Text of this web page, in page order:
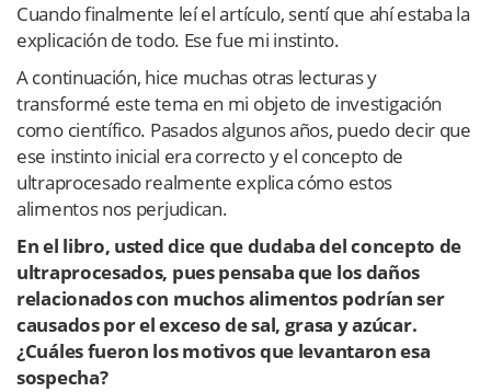
Cuando finalmente leí el artículo, sentí que ahí estaba la
explicación de todo. Ese fue mi instinto.
A continuación, hice muchas otras lecturas y
transformé este tema en mi objeto de investigación
como científico. Pasados algunos años, puedo decir que
ese instinto inicial era correcto y el concepto de
ultraprocesado realmente explica cómo estos
alimentos nos perjudican.
En el libro, usted dice que dudaba del concepto de
ultraprocesados, pues pensaba que los daños
relacionados con muchos alimentos podrían ser
causados por el exceso de sal, grasa y azúcar.
¿Cuáles fueron los motivos que levantaron esa
sospecha?